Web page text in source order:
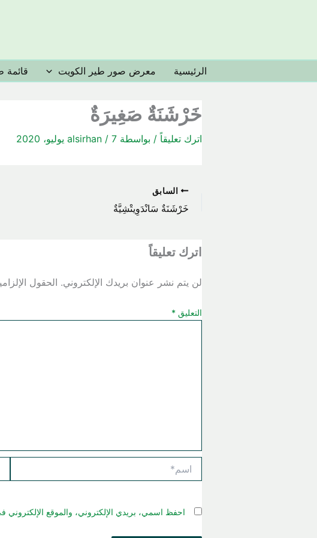
الرئيسية معرض صور طير الكويت قائمة
خَرْشَنَةٌ صَغِيرَةٌ
اترك تعليقاً / بواسطة alsirhan / 7 يوليو، 2020
السابق
خَرْشَنَةٌ سَانْدَوِيتْشِيَّةٌ
اترك تعليقاً
لن يتم نشر عنوان بريدك الإلكتروني. الحقول
التعليق *
احفظ اسمي، بريدي الإلكتروني، والموقع الإلكتروني